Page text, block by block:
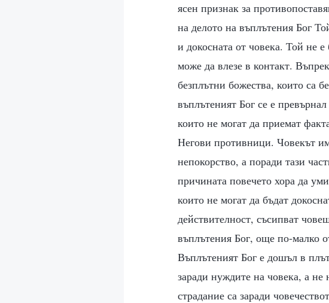
ясен признак за
на делото на въплътения Бог
и докосната от човека. Той не
може да влезе в контакт.
безплътни божества, които са
въплътеният Бог се е
които не могат да приемат
Негови противници. Човекът
непокорство, а поради тази
причината повечето хора да
които не могат да бъдат
действителност, съсипват
въплътения Бог, още по-малко
Въплътеният Бог е дошъл в
заради нуждите на човека, а
страдание са заради